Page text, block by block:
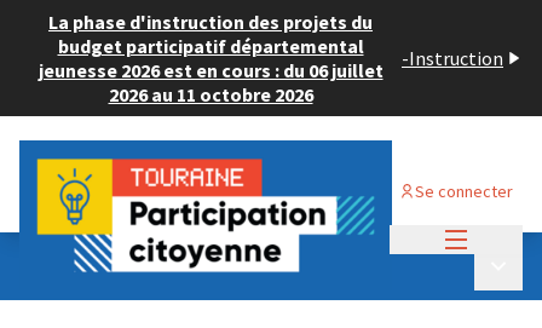
La phase d'instruction des projets du
budget participatif départemental
jeunesse 2026 est en cours : du 06 juillet
2026 au 11 octobre 2026
-Instruction
Se connecter
Budget Participatif JEUNESSE 2024
💡 Consulter les projets déposés